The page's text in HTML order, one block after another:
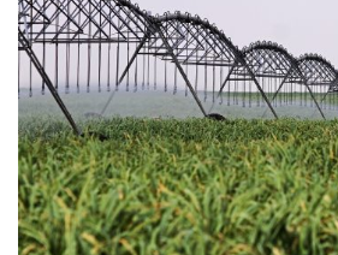
invertirá
US$
250
millones
en
proyectos
agroindustriales
en
2025